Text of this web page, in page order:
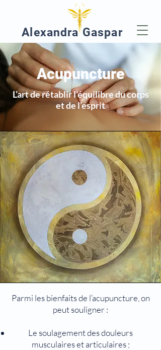
Alexandra Gaspar
Acupuncture
L’art de rétablir l’équilibre du corps
et de l’esprit
Parmi les bienfaits de l’acupuncture, on
peut souligner :
Le soulagement des douleurs
musculaires et articulaires ;